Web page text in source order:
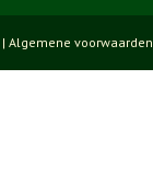
| Algemene voorwaarden